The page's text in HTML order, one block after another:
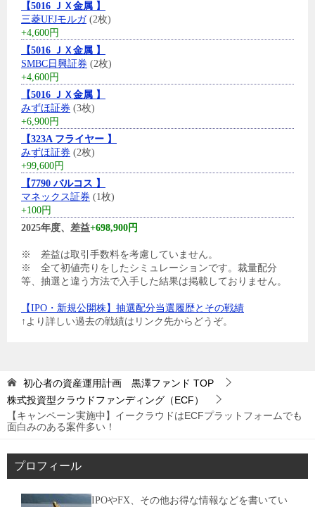
【5016 ＪＸ金属 】
三菱UFJモルガ(2枚)
+4,600円
【5016 ＪＸ金属 】
SMBC日興証券 (2枚)
+4,600円
【5016 ＪＸ金属 】
みずほ証券 (3枚)
+6,900円
【323A フライヤー 】
みずほ証券 (2枚)
+99,600円
【7790 バルコス 】
マネックス証券 (1枚)
+100円
2025年度、差益+698,900円
※ 差益は取引手数料を考慮していません。
※ 全て初値売りをしたシミュレーションです。裁量配分
等、抽選と違う方法で入手した結果は掲載しておりません。
【IPO・新規公開株】抽選配分当選履歴とその戦績
↑より詳しい過去の戦績はリンク先からどうぞ。
初心者の資産運用計画 黒澤ファンド TOP
株式投資型クラウドファンディング（ECF）
【キャンペーン実施中】イークラウドはECFプラットフォームでも
面白みのある案件多い！
プロフィール
IPOやFX、その他お得な情報などを書いてい